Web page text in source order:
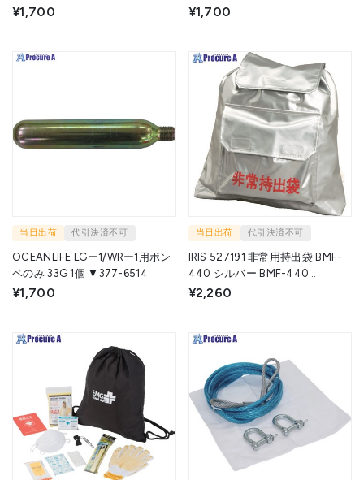
▼377-6540
¥1,700 6497
¥1,700
当日出荷 代引決済不可
OCEANLIFE LGー1/WRー1用ボン
ベのみ 33G 1個 ▼377-6514
¥1,700
当日出荷 代引決済不可
IRIS 527191 非常用持出袋 BMF-
440 シルバー BMF-440
¥2,260